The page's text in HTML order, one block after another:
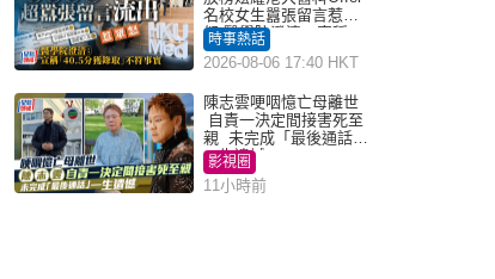
名校女生囂張留言惹眾
怒 醫學院澄清：宣稱
「40.5分獲錄取」不符事
實｜Juicy叮
時事熱話
2026-08-06 17:40 HKT
陳志雲哽咽憶亡母離世
自責一決定間接害死至
親 未完成「最後通話」
一生遺憾
影視圈
11小時前